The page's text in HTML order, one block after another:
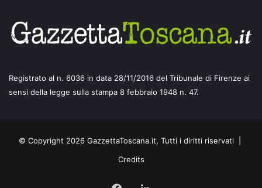
Registrato al n. 6036 in data 28/11/2016 del Tribunale di Firenze ai
sensi della legge sulla stampa 8 febbraio 1948 n. 47.
© Copyright 2026 GazzettaToscana.it, Tutti i diritti riservati |
Credits